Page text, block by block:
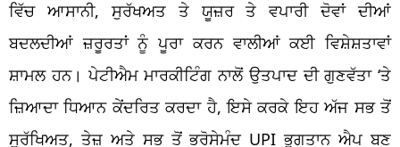
ਵਿੱਚ ਆਸਾਨੀ, ​​ਸੁਰੱਖਅਤ ਤੇ ਯੂਜ਼ਰ ਤੇ ਵਪਾਰੀ ਦੋਵਾਂ ਦੀਆਂ
ਬਦਲਦੀਆਂ ਜ਼ਰੂਰਤਾਂ ਨੂੰ ਪੂਰਾ ਕਰਨ ਵਾਲੀਆਂ ਕਈ ਵਿਸ਼ੇਸ਼ਤਾਵਾਂ
ਸ਼ਾਮਲ ਹਨ। ਪੇਟੀਐਮ ਮਾਰਕੀਟਿੰਗ ਨਾਲੋਂ ਉਤਪਾਦ ਦੀ ਗੁਣਵੱਤਾ ‘ਤੇ
ਜ਼ਿਆਦਾ ਧਿਆਨ ਕੇਂਦਰਿਤ ਕਰਦਾ ਹੈ, ਇਸੇ ਕਰਕੇ ਇਹ ਅੱਜ ਸਭ ਤੋਂ
ਸੁਰੱਖਿਅਤ, ਤੇਜ਼ ਅਤੇ ਸਭ ਤੋਂ ਭਰੋਸੇਮੰਦ UPI ਭੁਗਤਾਨ ਐਪ ਬਣ